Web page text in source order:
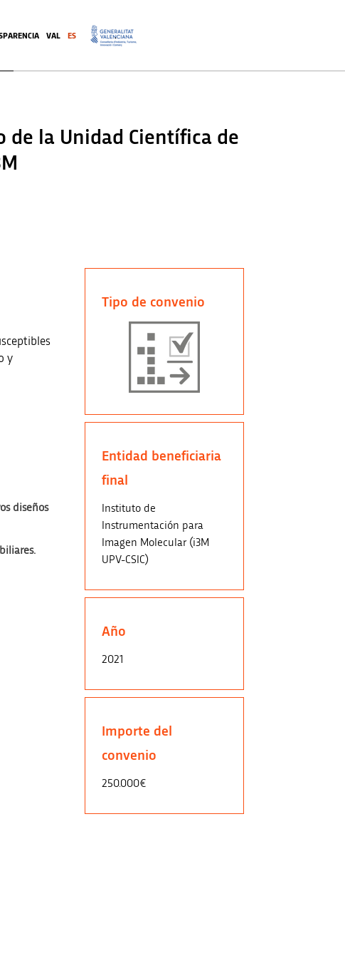
.
VAL ES
la Unidad Científica de
y
diseños
Tipo de convenio
Entidad beneficiaria
final
Instituto de
Instrumentación para
Imagen Molecular (i3M
UPV-CSIC)
Año
2021
Importe del
convenio
250.000€